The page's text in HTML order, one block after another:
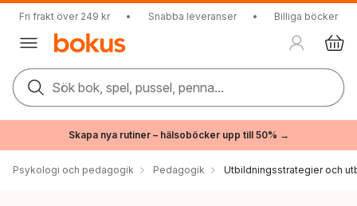
Fri frakt över 249 kr • Snabba leveranser • Billiga böcker
Sök bok, spel, pussel, penna...
Skapa nya rutiner – hälsoböcker upp till 50% →
Psykologi och pedagogik Pedagogik Utbildningsstrategier och